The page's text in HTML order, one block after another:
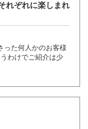
れぞれに楽しまれ
った何人かのお客様
わけでご紹介は少